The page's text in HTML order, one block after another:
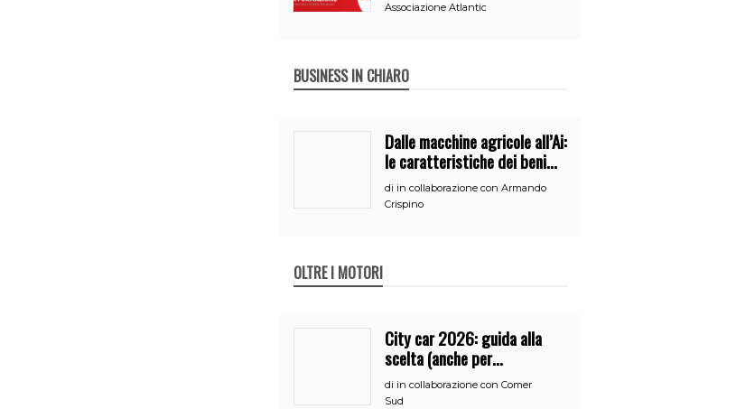
Associazione Atlantic
BUSINESS IN CHIARO
Dalle macchine agricole all’Ai:
le caratteristiche dei beni
per accedere
all’iperammortamento
di in collaborazione con Armando
Crispino
OLTRE I MOTORI
City car 2026: guida alla
scelta (anche per
neopatentati)
di in collaborazione con Comer
Sud